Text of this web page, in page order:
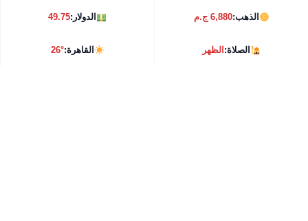
الذهب:6,880 ج.م الدولار:49.75
الصلاة:الظهر القاهرة:26°